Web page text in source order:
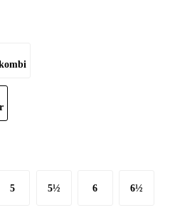
5 5½ 6 6½